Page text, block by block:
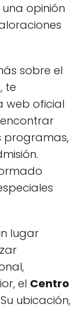
opinión
sobre el
te
web oficial
programas,
lugar
el Centro
ubicación,